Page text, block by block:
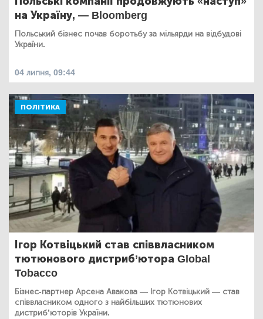
на Україну, — Bloomberg
Польський бізнес почав боротьбу за мільярди на відбудові
України.
04 липня, 09:44
ПОЛІТИКА
Ігор Котвіцький став співвласником
тютюнового дистриб’ютора Global
Tobacco
Бізнес-партнер Арсена Авакова — Ігор Котвіцький — став
співвласником одного з найбільших тютюнових
дистриб’юторів України.